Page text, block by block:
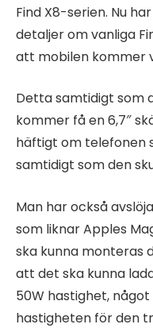
Find X8-serien. Nu
detaljer om vanliga
att mobilen kommer
Detta samtidigt som
kommer få en 6,7″
häftigt om telefonen
samtidigt som den
Man har också
som liknar Apples
ska kunna monteras
att det ska kunna
50W hastighet,
hastigheten för den